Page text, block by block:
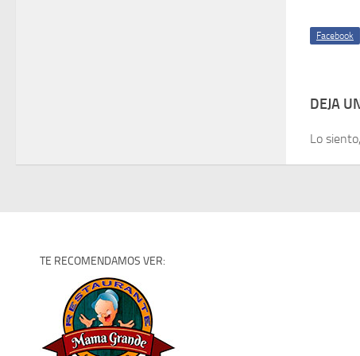
Facebook
DEJA
Lo
TE RECOMENDAMOS VER: